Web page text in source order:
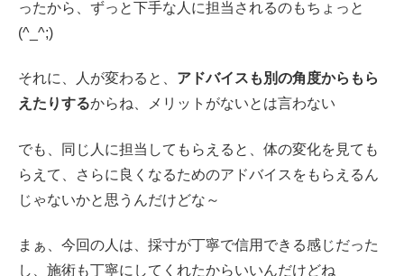
ったから、ずっと下手な人に担当されるのもちょっと
(^_^;)
それに、人が変わると、 アドバイスも別の角度からもら
えたりするからね、メリットがないとは言わない
でも、同じ人に担当してもらえると、体の変化を見ても
らえて、さらに良くなるためのアドバイスをもらえるん
じゃないかと思うんだけどな～
まぁ、今回の人は、採寸が丁寧で信用できる感じだった
し、施術も丁寧にしてくれたからいいんだけどね